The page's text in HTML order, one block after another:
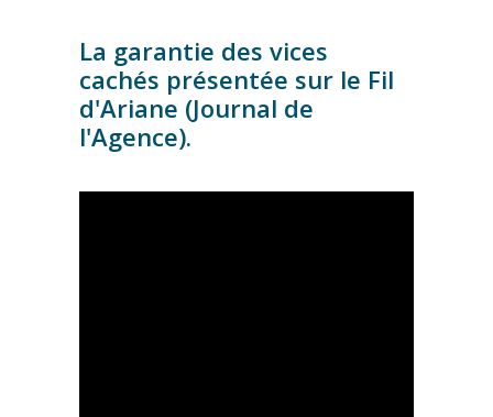
La garantie des vices
cachés présentée sur le Fil
d'Ariane (Journal de
l'Agence).